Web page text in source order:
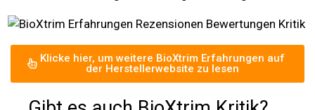
Klicke hier, um weitere BioXtrim Erfahrungen auf
der Herstellerwebsite zu lesen
Gibt es auch BioXtrim Kritik?
Zusammenfassend lässt sich sagen, dass die